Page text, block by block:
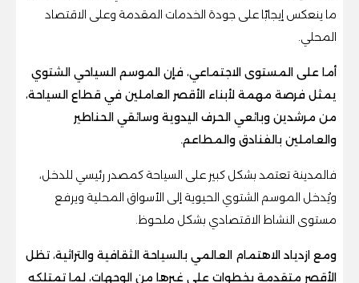
ما ينعكس إيجابًا على جودة الخدمات المقدمة وعلى الاقتصاد
المحلي.
أما على المستوى الاجتماعي، فإن الموسم السياحي الشتوي
يمثل فرصة مهمة لأبناء الأقصر العاملين في قطاع السياحة،
من مرشدين وبائعي الحرف اليدوية وسائقي الحناطير
والعاملين بالفنادق والمطاعم.
فالمدينة تعتمد بشكل كبير على السياحة كمصدر رئيسي للدخل،
ويُدخل الموسم الشتوي الحيوية إلى الأسواق المحلية ويرفع
مستوى النشاط الاقتصادي بشكل ملحوظ.
ومع ازدياد الاهتمام العالمي بالسياحة الثقافية والتراثية، تظل
الأقصر متقدمة بخطوات على غيرها من الوجهات، لما تمتلكه